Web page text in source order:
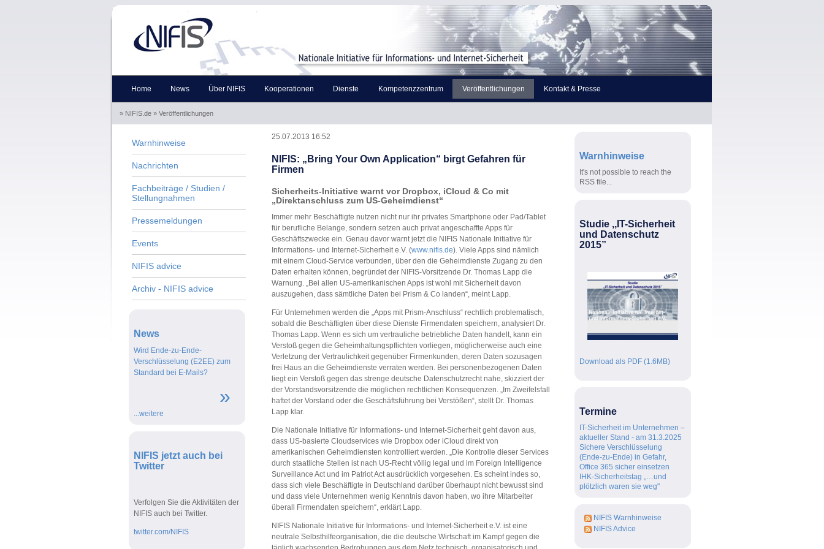
Skip to the navigation . .
Home News Über NIFIS Kooperationen Dienste Kompetenzzentrum Veröffentlichungen Kontakt & Presse
» NIFIS.de » Veröffentlichungen
Warnhinweise
Nachrichten
Fachbeiträge / Studien /
Stellungnahmen
Pressemeldungen
Events
NIFIS advice
Archiv - NIFIS advice
News
Wird Ende-zu-Ende-
Verschlüsselung (E2EE) zum
Standard bei E-Mails?
Wird E2EE Standard bei E-
Mails zum Standard oder wie
werden Rechnungen sicher
versendet?
NIFIS gibt Positionspapier zur
Erarbeitung einer
prototypischen eIDAS 2.0-
konformen Infrastruktur...
Sichere Verschlüsselung
(Ende-zu-Ende) in Gefahr,
Office 365 sicher einsetzen
Brief an Dorothee Bär gegen
...weitere
»
NIFIS jetzt auch bei
Twitter
Verfolgen Sie die Aktivitäten der
NIFIS auch bei Twitter.
twitter.com/NIFIS
25.07.2013 16:52
NIFIS: „Bring Your Own Application“ birgt Gefahren für
Firmen
Sicherheits-Initiative warnt vor Dropbox, iCloud & Co mit
„Direktanschluss zum US-Geheimdienst“
Immer mehr Beschäftigte nutzen nicht nur ihr privates Smartphone oder Pad/Tablet
für berufliche Belange, sondern setzen auch privat angeschaffte Apps für
Geschäftszwecke ein. Genau davor warnt jetzt die NIFIS Nationale Initiative für
Informations- und Internet-Sicherheit e.V. (www.nifis.de). Viele Apps sind nämlich
mit einem Cloud-Service verbunden, über den die Geheimdienste Zugang zu den
Daten erhalten können, begründet der NIFIS-Vorsitzende Dr. Thomas Lapp die
Warnung. „Bei allen US-amerikanischen Apps ist wohl mit Sicherheit davon
auszugehen, dass sämtliche Daten bei Prism & Co landen“, meint Lapp.
Für Unternehmen werden die „Apps mit Prism-Anschluss“ rechtlich problematisch,
sobald die Beschäftigten über diese Dienste Firmendaten speichern, analysiert Dr.
Thomas Lapp. Wenn es sich um vertrauliche betriebliche Daten handelt, kann ein
Verstoß gegen die Geheimhaltungspflichten vorliegen, möglicherweise auch eine
Verletzung der Vertraulichkeit gegenüber Firmenkunden, deren Daten sozusagen
frei Haus an die Geheimdienste verraten werden. Bei personenbezogenen Daten
liegt ein Verstoß gegen das strenge deutsche Datenschutzrecht nahe, skizziert der
der Vorstandsvorsitzende die möglichen rechtlichen Konsequenzen. „Im Zweifelsfall
haftet der Vorstand oder die Geschäftsführung bei Verstößen“, stellt Dr. Thomas
Lapp klar.
Die Nationale Initiative für Informations- und Internet-Sicherheit geht davon aus,
dass US-basierte Cloudservices wie Dropbox oder iCloud direkt von
amerikanischen Geheimdiensten kontrolliert werden. „Die Kontrolle dieser Services
durch staatliche Stellen ist nach US-Recht völlig legal und im Foreign Intelligence
Surveillance Act und im Patriot Act ausdrücklich vorgesehen. Es scheint indes so,
dass sich viele Beschäftigte in Deutschland darüber überhaupt nicht bewusst sind
und dass viele Unternehmen wenig Kenntnis davon haben, wo ihre Mitarbeiter
überall Firmendaten speichern“, erklärt Lapp.
NIFIS Nationale Initiative für Informations- und Internet-Sicherheit e.V. ist eine
neutrale Selbsthilfeorganisation, die die deutsche Wirtschaft im Kampf gegen die
Warnhinweise
It's not possible to reach the
RSS file...
Studie ,,IT-Sicherheit
und Datenschutz
2015”
Download als PDF (1.6MB)
Termine
IT-Sicherheit im Unternehmen –
aktueller Stand - am 31.3.2025
Sichere Verschlüsselung
(Ende-zu-Ende) in Gefahr,
Office 365 sicher einsetzen
IHK-Sicherheitstag „…und
plötzlich waren sie weg"
NIFIS Warnhinweise
NIFIS Advice